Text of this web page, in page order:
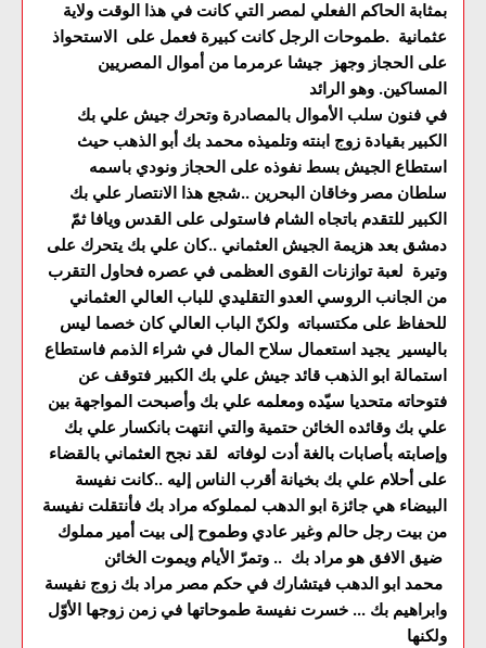
بمثابة الحاكم الفعلي لمصر التي كانت في هذا الوقت ولاية
عثمانية .طموحات الرجل كانت كبيرة فعمل على الاستحواذ
على الحجاز وجهز جيشا عرمرما من أموال المصريين
المساكين. وهو الرائد
في فنون سلب الأموال بالمصادرة وتحرك جيش علي بك
الكبير بقيادة زوج ابنته وتلميذه محمد بك أبو الذهب حيث
استطاع الجيش بسط نفوذه على الحجاز ونودي باسمه
سلطان مصر وخاقان البحرين ..شجع هذا الانتصار علي بك
الكبير للتقدم باتجاه الشام فاستولى على القدس ويافا ثمّ
دمشق بعد هزيمة الجيش العثماني ..كان علي بك يتحرك على
وتيرة لعبة توازنات القوى العظمى في عصره فحاول التقرب
من الجانب الروسي العدو التقليدي للباب العالي العثماني
للحفاظ على مكتسباته ولكنّ الباب العالي كان خصما ليس
باليسير يجيد استعمال سلاح المال في شراء الذمم فاستطاع
استمالة ابو الذهب قائد جيش علي بك الكبير فتوقف عن
فتوحاته متحديا سيّده ومعلمه علي بك وأصبحت المواجهة بين
علي بك وقائده الخائن حتمية والتي انتهت بانكسار علي بك
وإصابته بأصابات بالغة أدت لوفاته لقد نجح العثماني بالقضاء
على أحلام علي بك بخيانة أقرب الناس إليه ..كانت نفيسة
البيضاء هي جائزة ابو الدهب لمملوكه مراد بك فأنتقلت نفيسة
من بيت رجل حالم وغير عادي وطموح إلى بيت أمير مملوك
محمد ابو الدهب فيتشارك في حكم مصر مراد بك زوج نفيسة
وابراهيم بك ... خسرت نفيسة طموحاتها في زمن زوجها الأوّل
ولكنها